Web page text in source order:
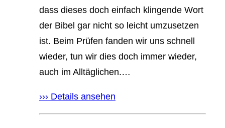
dass dieses doch einfach klingende Wort
der Bibel gar nicht so leicht umzusetzen
ist. Beim Prüfen fanden wir uns schnell
wieder, tun wir dies doch immer wieder,
auch im Alltäglichen.…
››› Details ansehen